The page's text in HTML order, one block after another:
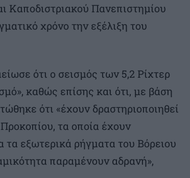
Καποδιστριακού Πανεπιστημίου
χρόνο την εξέλιξη του
ότι ο σεισμός των 5,2 Ρίχτερ
καθώς επίσης και ότι, με βάση
ότι «έχουν δραστηριοποιηθεί
τα οποία έχουν
τα εξωτερικά ρήγματα του Βόρειου
παραμένουν αδρανή»,